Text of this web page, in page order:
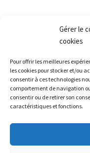
Gérer le
cookies
Pour offrir les meilleures
les cookies pour stocker et/ou
consentir à ces technologies
comportement de navigation
consentir ou de retirer son
caractéristiques et fonctions.
Frais de transport
Accès rapide
La société
La grêle
La formation